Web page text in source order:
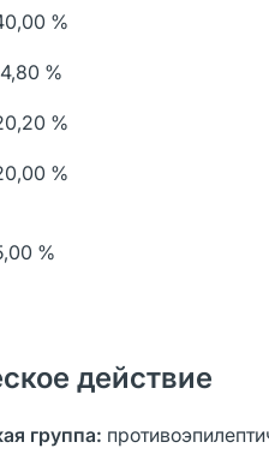
%
%
%
%
%
действие
группа: